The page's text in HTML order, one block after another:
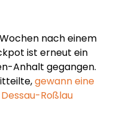
nach einem
ist erneut ein
Anhalt gegangen.
gewann eine
Roßlau